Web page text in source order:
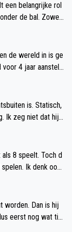
een belangrijke rol
de bal. Zowel
de wereld in is ge
4 jaar aanstelt.
is. Statisch,
Ik zeg niet dat hij n
8 speelt. Toch d
ook
de gedane uitspr
worden. Dan is hij
eerst nog wat tijd